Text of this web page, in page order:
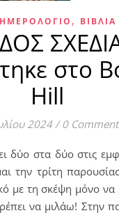
,
στο
Hill
2024 / 0
την τρίτη
με τη σκέψη μόνο να
να μιλάω! Στην